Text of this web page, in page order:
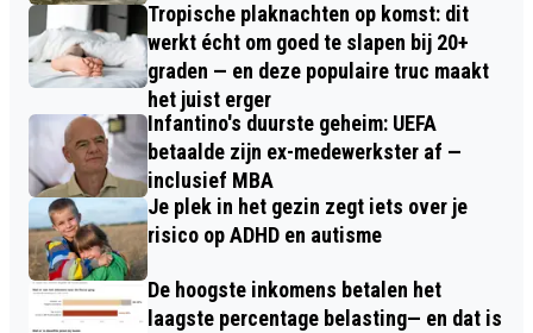
Tropische plaknachten op komst: dit
werkt écht om goed te slapen bij 20+
graden — en deze populaire truc maakt
het juist erger
Infantino's duurste geheim: UEFA
betaalde zijn ex-medewerkster af —
inclusief MBA
Je plek in het gezin zegt iets over je
risico op ADHD en autisme
De hoogste inkomens betalen het
laagste percentage belasting— en dat is